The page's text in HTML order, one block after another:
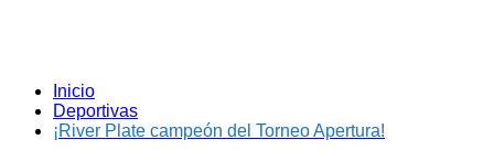
Inicio
Deportivas
¡River Plate campeón del Torneo Apertura!